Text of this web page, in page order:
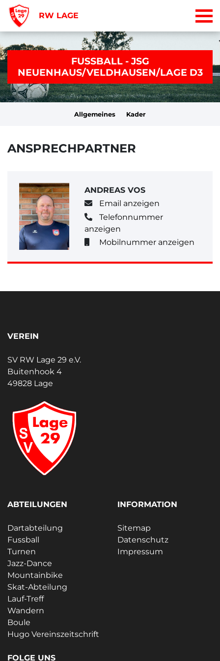
RW LAGE
FUSSBALL - JSG
NEUENHAUS/VELDHAUSEN/LAGE D3
Allgemeines Kader
ANSPRECHPARTNER
ANDREAS VOS
Email anzeigen
Telefonnummer
anzeigen
Mobilnummer anzeigen
VEREIN
SV RW Lage 29 e.V.
Buitenhook 4
49828 Lage
ABTEILUNGEN
Dartabteilung
Fussball
Turnen
Jazz-Dance
Mountainbike
Skat-Abteilung
Lauf-Treff
Wandern
Boule
Hugo Vereinszeitschrift
INFORMATION
Sitemap
Datenschutz
Impressum
FOLGE UNS